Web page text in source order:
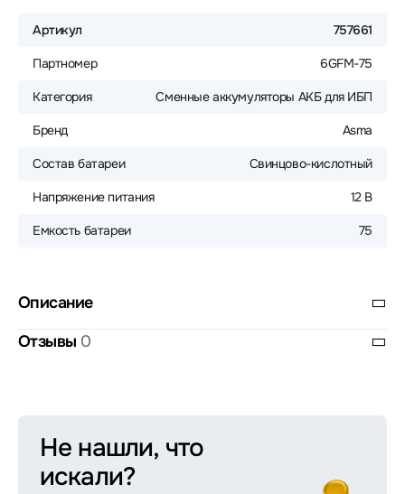
Артикул 757661
Партномер 6GFM-75
Категория Сменные аккумуляторы АКБ для ИБП
Бренд Asma
Состав батареи Свинцово-кислотный
Напряжение питания 12 В
Емкость батареи 75
Описание
Отзывы 0
Не нашли, что
искали?